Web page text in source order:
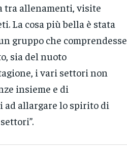
tra allenamenti, visite
La cosa più bella è stata
gruppo che comprendesse
sia del nuoto
i vari settori non
insieme e di
ad allargare lo spirito di